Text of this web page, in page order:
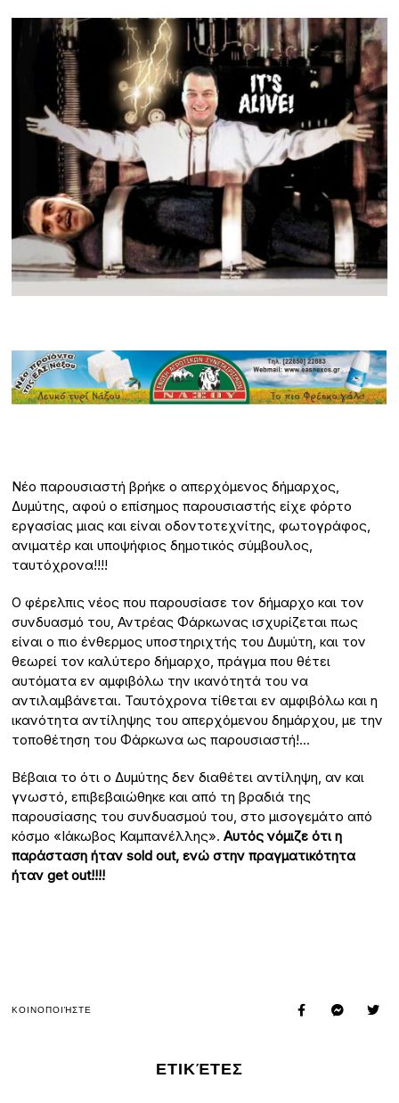
Νέο παρουσιαστή βρήκε ο απερχόμενος δήμαρχος,
Δυμύτης, αφού ο επίσημος παρουσιαστής είχε φόρτο
εργασίας μιας και είναι οδοντοτεχνίτης, φωτογράφος,
ανιματέρ και υποψήφιος δημοτικός σύμβουλος,
ταυτόχρονα!!!!
Ο φέρελπις νέος που παρουσίασε τον δήμαρχο και τον
συνδυασμό του, Αντρέας Φάρκωνας ισχυρίζεται πως
είναι ο πιο ένθερμος υποστηριχτής του Δυμύτη, και τον
θεωρεί τον καλύτερο δήμαρχο, πράγμα που θέτει
αυτόματα εν αμφιβόλω την ικανότητά του να
αντιλαμβάνεται. Ταυτόχρονα τίθεται εν αμφιβόλω και η
ικανότητα αντίληψης του απερχόμενου δημάρχου, με την
τοποθέτηση του Φάρκωνα ως παρουσιαστή!…
Βέβαια το ότι ο Δυμύτης δεν διαθέτει αντίληψη, αν και
γνωστό, επιβεβαιώθηκε και από τη βραδιά της
παρουσίασης του συνδυασμού του, στο μισογεμάτο από
κόσμο «Ιάκωβος Καμπανέλλης».Αυτός νόμιζε ότι η
παράσταση ήταν sold out, ενώ στην πραγματικότητα
ήταν get out!!!!
ΚΟΙΝΟΠΟΙΉΣΤΕ
ΕΤΙΚΈΤΕΣ